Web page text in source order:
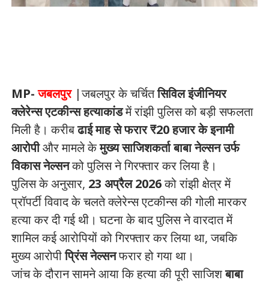
MP-जबलपुर|जबलपुर के चर्चितसिविल इंजीनियर
क्लेरेन्स एटकीन्स हत्याकांडमें रांझी पुलिस को बड़ी सफलता
मिली है। करीबढाई माह से फरार ₹20 हजार के इनामी
आरोपीऔर मामले केमुख्य साजिशकर्ता बाबा नेल्सन उर्फ
विकास नेल्सनको पुलिस ने गिरफ्तार कर लिया है।
पुलिस के अनुसार, 23 अप्रैल 2026को रांझी क्षेत्र में
प्रॉपर्टी विवाद के चलते क्लेरेन्स एटकीन्स की गोली मारकर
हत्या कर दी गई थी। घटना के बाद पुलिस ने वारदात में
शामिल कई आरोपियों को गिरफ्तार कर लिया था, जबकि
मुख्य आरोपीप्रिंस नेल्सनफरार हो गया था।
जांच के दौरान सामने आया कि हत्या की पूरी साजिशबाबा